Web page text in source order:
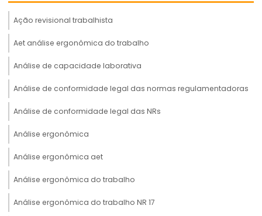
Ação revisional trabalhista
Aet análise ergonômica do trabalho
Análise de capacidade laborativa
Análise de conformidade legal das normas regulamentadoras
Análise de conformidade legal das NRs
Análise ergonômica
Análise ergonômica aet
Análise ergonômica do trabalho
Análise ergonômica do trabalho NR 17